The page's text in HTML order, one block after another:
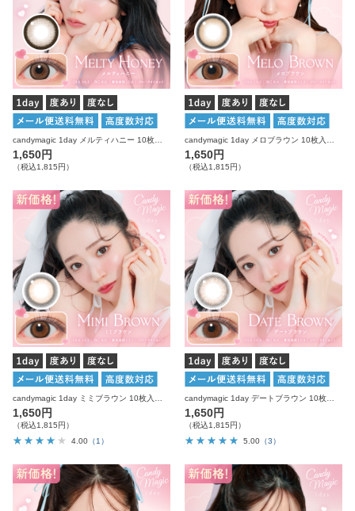
1,650円
（税込1,815円）
1,650円
（税込1,815円）
candymagic 1day ミミブラウン 10枚入り キャンディーマジック カラコン
1,650円
（税込1,815円）
4.00 （1）
candymagic 1day デートブラウン 10枚入り キャンディーマジック カラコン
1,650円
（税込1,815円）
5.00 （3）